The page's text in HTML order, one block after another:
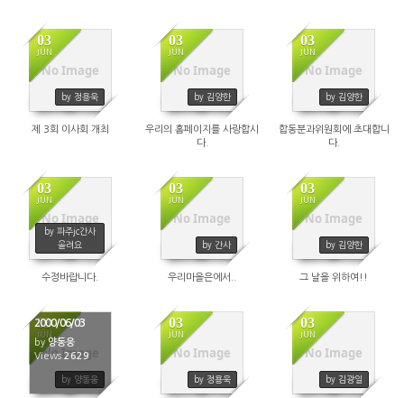
No Image
03
JUN
by 정용욱
2940
제 3회 이사회 개최
No Image
03
JUN
by 김양한
2233
우리의 홈페이지를 사랑합시
다.
No Image
03
JUN
by 김양한
2383
합동분과위원회에 초대합니
다.
No Image
03
JUN
by 파주jc간사
올려요
2325
수정바랍니다.
No Image
03
JUN
by 간사
2430
우리마을은에서..
No Image
03
JUN
by 김양한
2345
그 날을 위하여!!
No Image
03
JUN
by 양동웅
2000/06/03
by양동웅
Views2629 No Image
03
JUN
by 정용욱
2594 No Image
03
JUN
by 김광일
2391